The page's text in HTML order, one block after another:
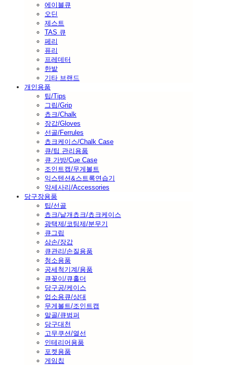
에이블큐
오딘
제스트
TAS 큐
페리
퓨리
프레데터
한밭
기타 브랜드
개인용품
팁/Tips
그립/Grip
쵸크/Chalk
장갑/Gloves
선골/Ferrules
쵸크케이스/Chalk Case
큐/팁 관리용품
큐 가방/Cue Case
조인트캡/무게볼트
익스텐션&스트록연습기
악세사리/Accessories
당구장용품
팁/선골
쵸크/낱개쵸크/쵸크케이스
광택제/코팅제/분무기
큐그립
삼손/장갑
큐관리/손질용품
청소용품
공세척기계/용품
큐꽂이/큐홀더
당구공/케이스
업소용큐/상대
무게볼트/조인트캡
말골/큐범퍼
당구대천
고무쿠션/열선
인테리어용품
포켓용품
게임칩